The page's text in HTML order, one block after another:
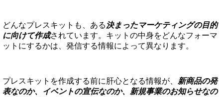
どんなプレスキットも、ある 決まったマーケティングの目的
に向けて作成されています。キットの中身をどんなフォーマ
ットにするかは、発信する情報によって異なります。
プレスキットを作成する前に肝心となる情報が、 新商品の発
表なのか、イベントの宣伝なのか、新規事業のお知らせなの